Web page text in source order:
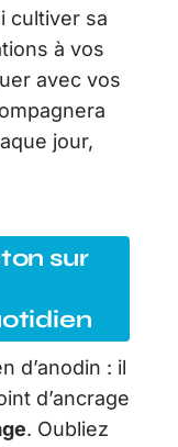
cultiver sa
à vos
avec vos
jour,
sur
d’anodin : il
d’ancrage
. Oubliez